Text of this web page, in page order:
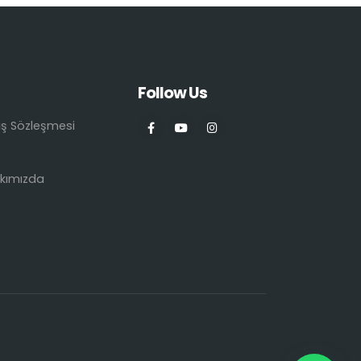
Sözleşmesi
Follow Us